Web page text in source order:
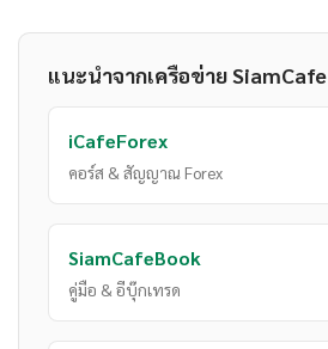
แนะนำจากเครือข่าย SiamCafe
iCafeForex
คอร์ส & สัญญาณ Forex
SiamCafeBook
คู่มือ & อีบุ๊กเทรด